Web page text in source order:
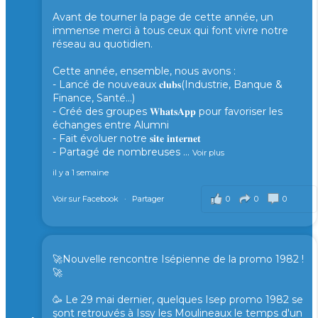
Avant de tourner la page de cette année, un
immense merci à tous ceux qui font vivre notre
réseau au quotidien.
Cette année, ensemble, nous avons :
- Lancé de nouveaux 𝐜𝐥𝐮𝐛𝐬(Industrie, Banque &
Finance, Santé...)
- Créé des groupes 𝐖𝐡𝐚𝐭𝐬𝐀𝐩𝐩 pour favoriser les
échanges entre Alumni
- Fait évoluer notre 𝐬𝐢𝐭𝐞 𝐢𝐧𝐭𝐞𝐫𝐧𝐞𝐭
- Partagé de nombreuses ... Voir plus
il y a 1 semaine
0 0 0
Voir sur Facebook · Partager
🚀Nouvelle rencontre Isépienne de la promo 1982 !
🚀
🥳 Le 29 mai dernier, quelques Isep promo 1982 se
sont retrouvés à Issy les Moulineaux le temps d'un